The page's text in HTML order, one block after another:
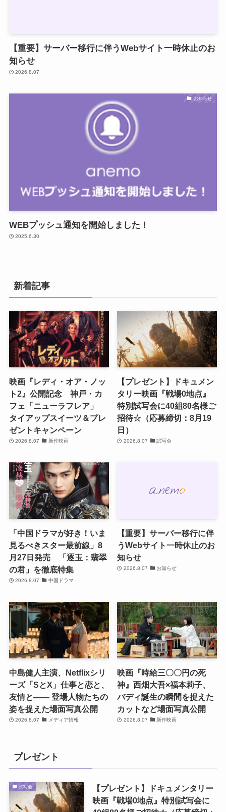
【重要】サーバー移行に伴うWebサイト一時休止のお
知らせ
2026.8.07
お知らせ
WEBプッシュ通知を開始しました！
2025.6.30
新着記事
映画『レディ・オア・ノッ
ト2』公開記念 神戸・カ
フェ「ニューラフレア」
タイアップスイーツ＆プレ
ゼントキャンペーン
2026.8.07 新作映画
【プレゼント】ドキュメン
タリー映画『戦場0地点』
特別試写会に40組80名様ご
招待☆（応募締切：8月19
日）
2026.8.07 試写会
「中国ドラマが好き！いま
見るべきスター最前線」8
月27日発売 「逐玉：翡翠
の君」を徹底特集
2026.8.07 中国ドラマ
【重要】サーバー移行に伴
うWebサイト一時休止のお
知らせ
2026.8.07 お知らせ
中島健人主演、Netflixシリ
ーズ「SとX」仕事と恋と、
友情と―― 登場人物たちの
姿を捉えた場面写真公開
2026.8.07 メディア情報
映画『時給三〇〇円の死
神』西畑大吾×福本莉子、
バディ誕生の瞬間を捉えた
カットなど場面写真公開
2026.8.07 新作映画
プレゼント
試写会
【プレゼント】ドキュメンタリー
映画『戦場0地点』特別試写会に